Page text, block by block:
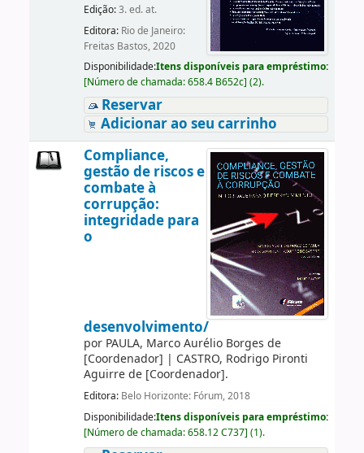
Edição:3. ed. at.
Editora: Rio de Janeiro:
Freitas Bastos, 2020
Disponibilidade:Itens disponíveis para empréstimo:
[Número de chamada:658.4 B652c] (2).
Reservar
Adicionar ao seu carrinho
Compliance,
gestão de riscos e
combate à
corrupção:
integridade para
o
desenvolvimento/
por PAULA, Marco Aurélio Borges de
[Coordenador] | CASTRO, Rodrigo Pironti
Aguirre de[Coordenador].
Editora: Belo Horizonte: Fórum, 2018
Disponibilidade:Itens disponíveis para empréstimo:
[Número de chamada:658.12 C737] (1).